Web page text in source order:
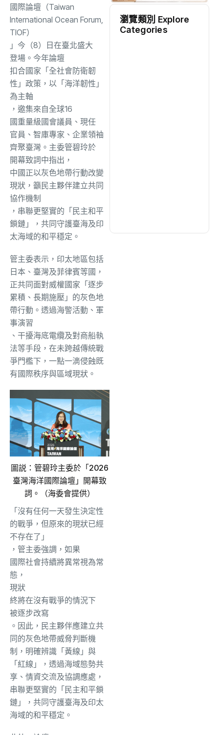
國際論壇（Taiwan
International Ocean Forum,
TIOF）
」 今（8）日在臺北盛大
登場。今年論壇
扣合國家「全社會防衛韌
性」政策，以「海洋韌性」
為主軸
，邀集來自全球16
國重量級國會議員、 現任
官員、智庫專家、企業領袖
齊聚臺灣 。 主委管碧玲於
開幕致詞中指出 ，
中國正以灰色地帶行動改變
現狀，籲民主夥伴建立共同
協作機制
，串聯更堅實的「民主和平
鎖鏈」，共同守護臺海及印
太海域的和平穩定。
管主委表示，印太地區包括
日本、臺灣及菲律賓等國，
正共同面對威權國家「逐步
累積、長期施壓」的灰色地
帶行動。透過海警活動、軍
事演習
、干擾海底電纜及對商船執
法等手段，在未跨越傳統戰
爭門檻下，一點一滴侵蝕既
有國際秩序與區域現狀。
圖説：管碧玲主委於「2026
臺灣海洋國際論壇」開幕致
詞。（海委會提供）
「沒有任何一天發生決定性
的戰爭，但原來的現狀已經
不存在了」
，管主委強調， 如果
國際社會持續將異常視為常
態，
現狀
終將在沒有戰爭的情況下
被逐步改寫
。因此，民主夥伴應建立共
同的灰色地帶威脅判斷機
制，明確辨識「黃線」與
「紅線」，透過海域態勢共
享、情資交流及協調應處，
串聯更堅實的「民主和平鎖
鏈」，共同守護臺海及印太
海域的和平穩定。
瀏覽類別 Explore
Categories